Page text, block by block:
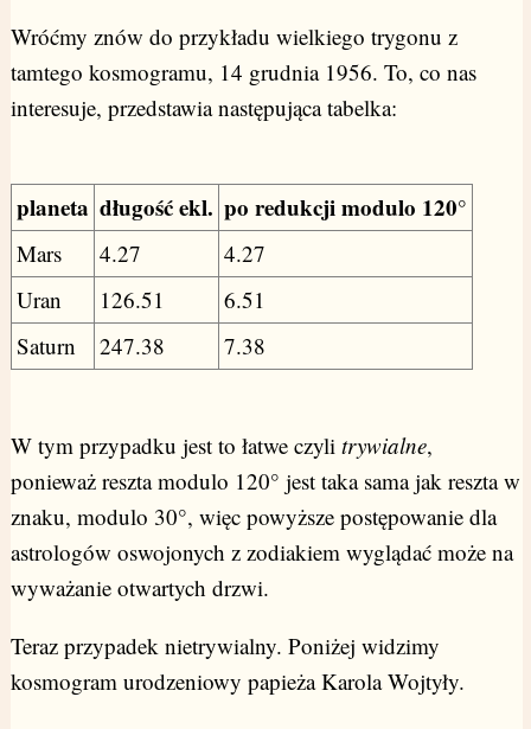
Wróćmy znów do przykładu wielkiego trygonu z
tamtego kosmogramu, 14 grudnia 1956. To, co nas
interesuje, przedstawia następująca tabelka:
planeta długość ekl. po redukcji modulo 120°
Mars 4.27
4.27
Uran
126.51
6.51
Saturn
247.38 7.38
W tym przypadku jest to łatwe czyli trywialne,
ponieważ reszta modulo 120° jest taka sama jak reszta w
znaku, modulo 30°, więc powyższe postępowanie dla
astrologów oswojonych z zodiakiem wyglądać może na
wyważanie otwartych drzwi.
Teraz przypadek nietrywialny. Poniżej widzimy
kosmogram urodzeniowy papieża Karola Wojtyły.